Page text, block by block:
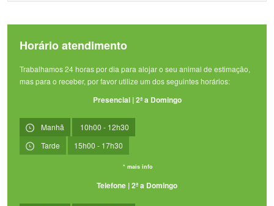
Horário atendimento
Trabalhamos 24 horas por dia para alojar o seu animal de estimação,
mas para o receber, por favor utilize um dos seguintes horários:
Presencial | 2ª a Domingo
Manhã
10h00 - 12h30
Tarde
15h00 - 17h30
* mais info
Telefone | 2ª a Domingo